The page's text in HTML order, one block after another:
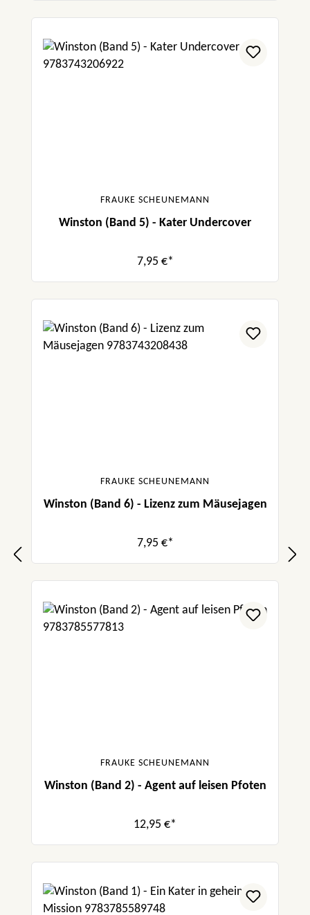
FRAUKE SCHEUNEMANN
Winston (Band 5) - Kater Undercover
7,95 €*
FRAUKE SCHEUNEMANN
Winston (Band 6) - Lizenz zum Mäusejagen
7,95 €*
FRAUKE SCHEUNEMANN
Winston (Band 2) - Agent auf leisen Pfoten
12,95 €*